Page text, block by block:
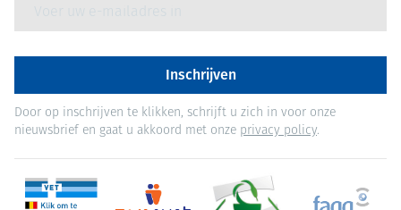
Inschrijven
Door op inschrijven te klikken, schrijft u zich in voor onze
nieuwsbrief en gaat u akkoord met onze privacy policy.